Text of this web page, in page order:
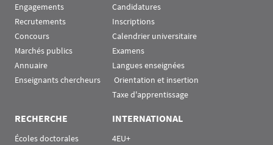
Engagements
Recrutements
Concours
Marchés publics
Annuaire
Enseignants chercheurs
Candidatures
Inscriptions
Calendrier universitaire
Examens
Langues enseignées
Orientation et insertion
Taxe d'apprentissage
RECHERCHE
Écoles doctorales
INTERNATIONAL
4EU+